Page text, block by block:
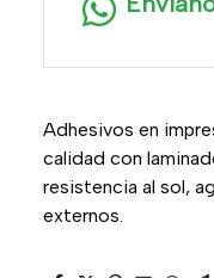
Adhesivos en
calidad con
resistencia al sol,
externos.